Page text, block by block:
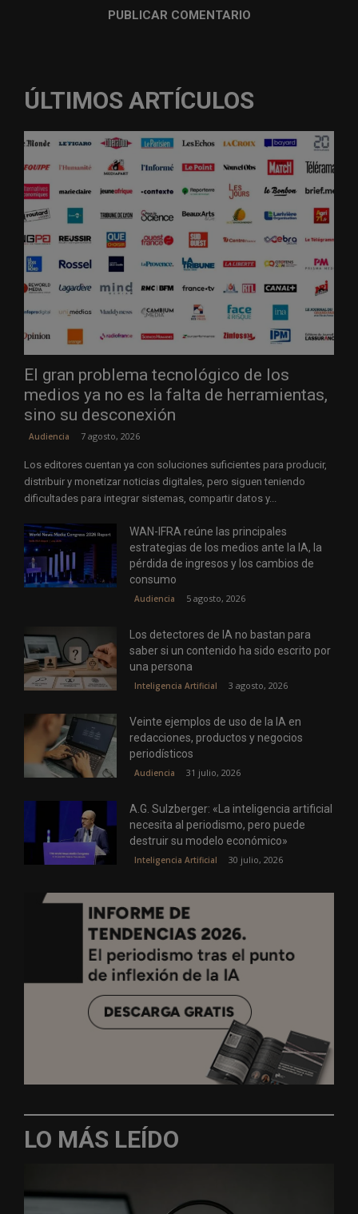
ÚLTIMOS ARTÍCULOS
El gran problema tecnológico de los
medios ya no es la falta de herramientas,
sino su desconexión
Audiencia 7 agosto, 2026
Los editores cuentan ya con soluciones suficientes para producir,
distribuir y monetizar noticias digitales, pero siguen teniendo
dificultades para integrar sistemas, compartir datos y...
WAN-IFRA reúne las principales
estrategias de los medios ante la IA, la
pérdida de ingresos y los cambios de
consumo
Audiencia 5 agosto, 2026
Los detectores de IA no bastan para
saber si un contenido ha sido escrito por
una persona
Inteligencia Artificial 3 agosto, 2026
Veinte ejemplos de uso de la IA en
redacciones, productos y negocios
periodísticos
Audiencia 31 julio, 2026
A.G. Sulzberger: «La inteligencia artificial
necesita al periodismo, pero puede
destruir su modelo económico»
Inteligencia Artificial 30 julio, 2026
LO MÁS LEÍDO